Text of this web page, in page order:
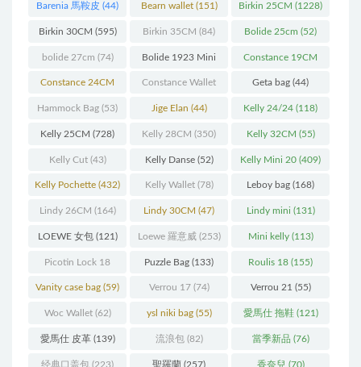
Barenia 馬鞍皮 (44) Bearn wallet(151) Birkin 25CM (1228)
Birkin 30CM (595) Birkin 35CM (84) Bolide 25cm (52)
bolide 27cm (74) Bolide 1923 Mini
(93)
Constance 19CM
(571)
Constance 24CM
(216)
Constance Wallet
(60)
Geta bag (44)
Hammock Bag (53) Jige Elan (44) Kelly 24/24 (118)
Kelly 25CM (728) Kelly 28CM (350) Kelly 32CM (55)
Kelly Cut(43) Kelly Danse(52) Kelly Mini 20 (409)
Kelly Pochette (432) Kelly Wallet(78) Leboy bag (168)
Lindy 26CM (164) Lindy 30CM (47) Lindy mini (131)
LOEWE 女包(121) Loewe 羅意威(253) Mini kelly(113)
Picotin Lock 18
(202)
Puzzle Bag (133) Roulis 18 (155)
Vanity case bag (59) Verrou 17(74) Verrou 21 (55)
Woc Wallet(62) ysl niki bag(55) 愛馬仕 拖鞋(121)
愛馬仕 皮革(139) 流浪包(82) 當季新品 (76)
经典口盖包 (223) 聖羅蘭 (257) 香奈兒 (70)